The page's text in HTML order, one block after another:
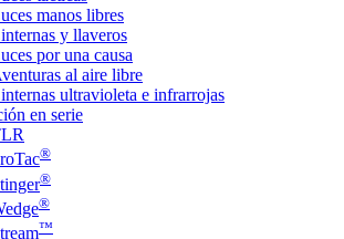
manos libres
y llaveros
por una causa
al aire libre
ultravioleta e infrarrojas
en serie
®
®
®
™